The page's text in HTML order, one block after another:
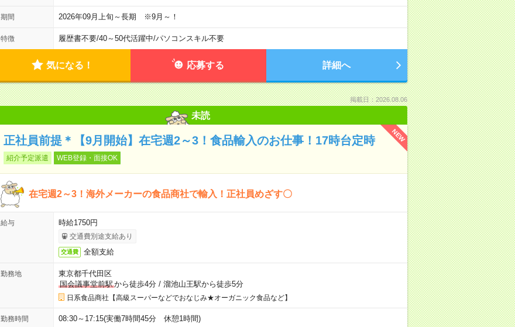
期間 2026年09月上旬～長期 ※9月～！
特徴 履歴書不要/40～50代活躍中/パソコンスキル不要
気になる！ 応募する 詳細へ
掲載日：2026.08.06
未読
NEW
正社員前提＊【9月開始】在宅週2～3！食品輸入のお仕事！17時台定時
紹介予定派遣 WEB登録・面接OK
在宅週2～3！海外メーカーの食品商社で輸入！正社員めざす〇
給与 時給1750円
交通費別途支給あり
交通費 全額支給
勤務地
東京都千代田区
国会議事堂前駅から徒歩4分/ 溜池山王駅から徒歩5分
日系食品商社【高級スーパーなどでおなじみ★オーガニック食品など】
勤務時間 08:30～17:15(実働7時間45分 休憩1時間)